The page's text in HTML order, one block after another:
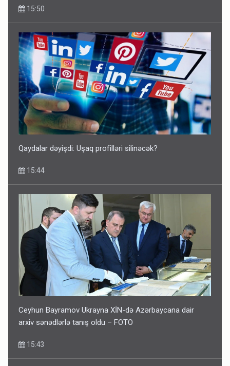
15:50
Qaydalar dəyişdi: Uşaq profilləri silinəcək?
15:44
Ceyhun Bayramov Ukrayna XİN-də Azərbaycana dair
arxiv sənədlərlə tanış oldu – FOTO
15:43